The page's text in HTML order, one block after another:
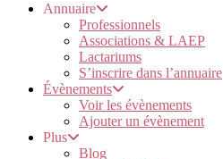
Annuaire
Professionnels
Associations & LAEP
Lactariums
S’inscrire dans l’annuaire
Évènements
Voir les évènements
Ajouter un évènement
Plus
Blog